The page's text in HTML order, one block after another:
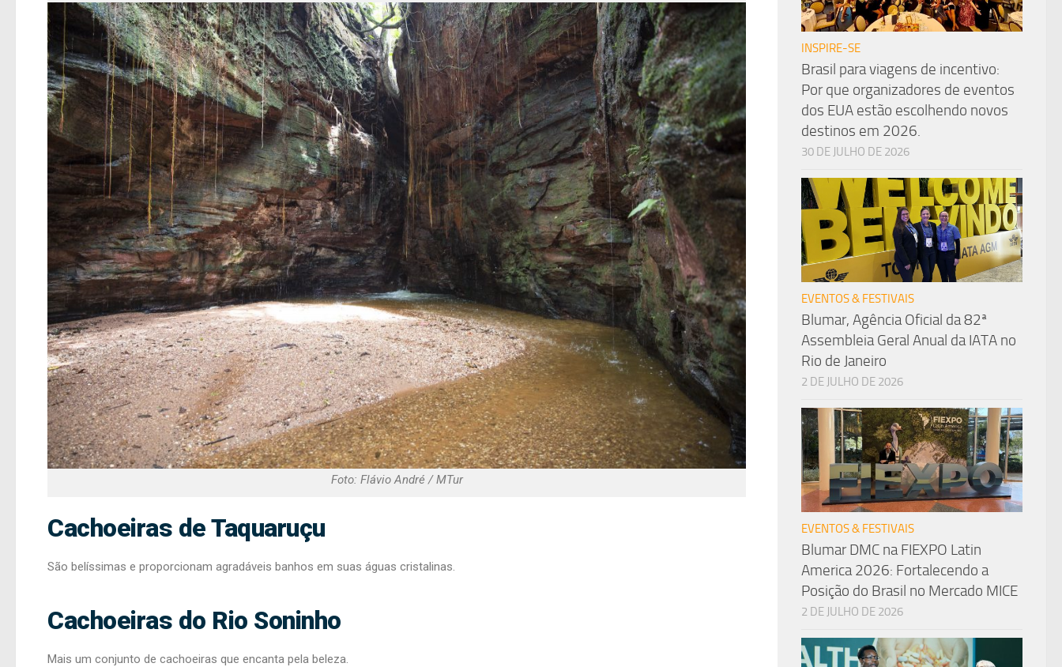
Foto: Flávio André / MTur
Cachoeiras de Taquaruçu
São belíssimas e proporcionam agradáveis banhos em suas águas cristalinas.
Cachoeiras do Rio Soninho
Mais um conjunto de cachoeiras que encanta pela beleza.
INSPIRE-SE
Brasil para viagens de incentivo:
Por que organizadores de eventos
dos EUA estão escolhendo novos
destinos em 2026.
30 DE JULHO DE 2026
EVENTOS & FESTIVAIS
Blumar, Agência Oficial da 82ª
Assembleia Geral Anual da IATA no
Rio de Janeiro
2 DE JULHO DE 2026
EVENTOS & FESTIVAIS
Blumar DMC na FIEXPO Latin
America 2026: Fortalecendo a
Posição do Brasil no Mercado MICE
2 DE JULHO DE 2026